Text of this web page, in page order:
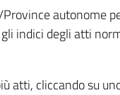
indici degli atti
atti, cliccando su